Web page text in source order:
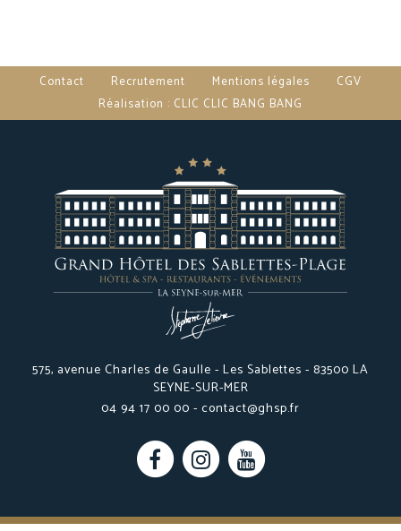
Contact Recrutement Mentions légales
CGV
Réalisation : CLIC CLIC BANG BANG
575, avenue Charles de Gaulle - Les Sablettes - 83500 LA
SEYNE-SUR-MER
04 94 17 00 00 - contact@ghsp.fr